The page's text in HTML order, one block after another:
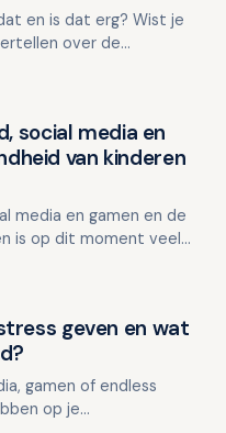
en is dat erg? Wist je
over de
social media en
van kinderen
media en gamen en de
is op dit moment veel
geven en wat
gamen of endless
op je